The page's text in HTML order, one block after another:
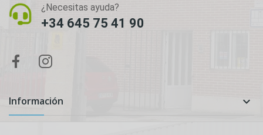
¿Necesitas ayuda?
+34 645 75 41 90
Información 